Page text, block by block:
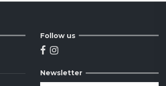
Follow us
Newsletter